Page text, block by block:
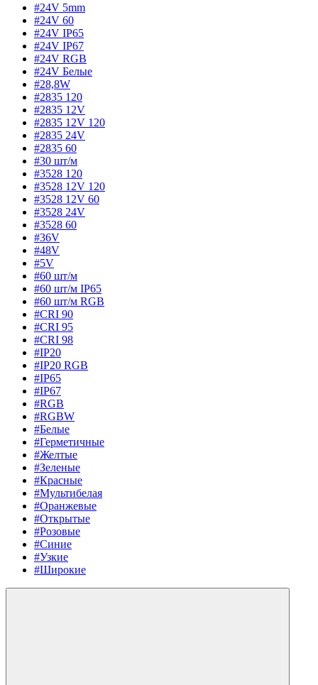
#24V 5mm
#24V 60
#24V IP65
#24V IP67
#24V RGB
#24V Белые
#28,8W
#2835 120
#2835 12V
#2835 12V 120
#2835 24V
#2835 60
#30 шт/м
#3528 120
#3528 12V 120
#3528 12V 60
#3528 24V
#3528 60
#36V
#48V
#5V
#60 шт/м
#60 шт/м IP65
#60 шт/м RGB
#CRI 90
#CRI 95
#CRI 98
#IP20
#IP20 RGB
#IP65
#IP67
#RGB
#RGBW
#Белые
#Герметичные
#Желтые
#Зеленые
#Красные
#Мультибелая
#Оранжевые
#Открытые
#Розовые
#Синие
#Узкие
#Широкие